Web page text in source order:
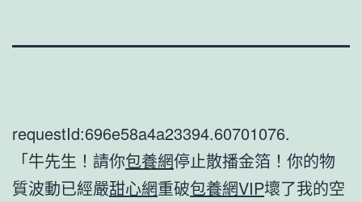
requestId:696e58a4a23394.60701076.
「牛先生！請你包養網停止散播金箔！你的物
質波動已經嚴甜心網重破包養網VIP壞了我的空